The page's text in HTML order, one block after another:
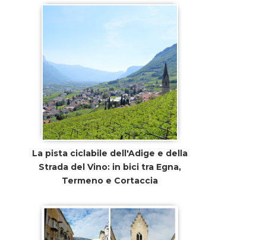
La pista ciclabile dell'Adige e della
Strada del Vino: in bici tra Egna,
Termeno e Cortaccia